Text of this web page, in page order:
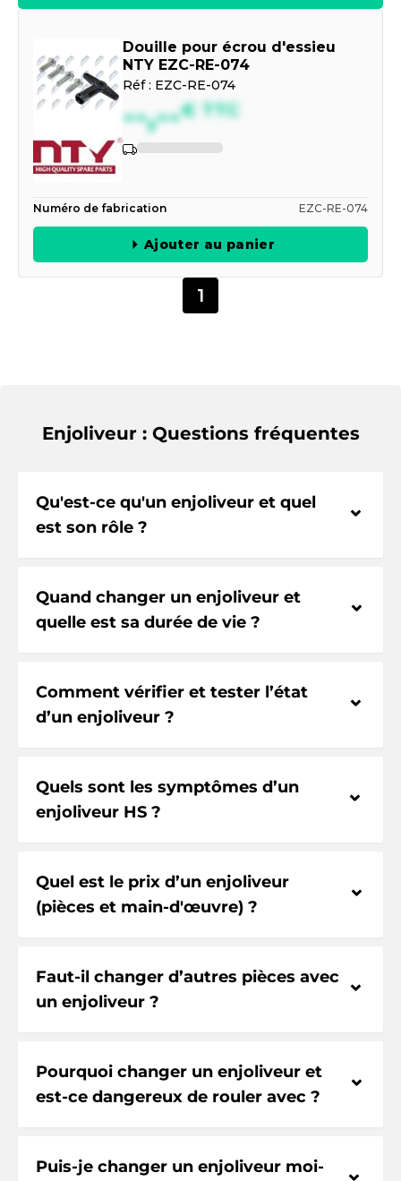
Douille pour écrou d'essieu
NTY EZC-RE-074
Réf : EZC-RE-074
--,--€TTC
Numéro de fabrication EZC-RE-074
Ajouter au panier
1
Enjoliveur : Questions fréquentes
Qu'est-ce qu'un enjoliveur et quel
est son rôle ?
⌃
Quand changer un enjoliveur et
quelle est sa durée de vie ?
⌃
Comment vérifier et tester l’état
d’un enjoliveur ?
⌃
Quels sont les symptômes d’un
enjoliveur HS ?
⌃
Quel est le prix d’un enjoliveur
(pièces et main-d'œuvre) ?
⌃
Faut-il changer d’autres pièces avec
un enjoliveur ?
⌃
Pourquoi changer un enjoliveur et
est-ce dangereux de rouler avec ?
⌃
Puis-je changer un enjoliveur moi-